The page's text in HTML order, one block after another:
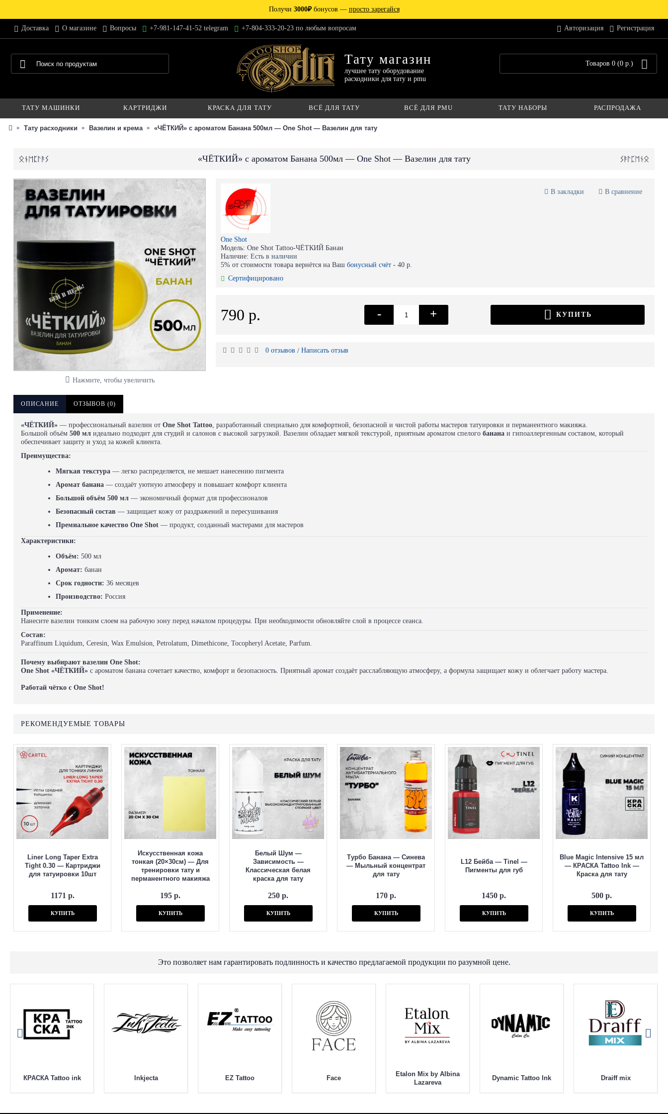
Получи 3000₽бонусов — просто зарегайся
Доставка О магазине Вопросы +7-981-147-41-52 telegram +7-804-333-20-23 по любым вопросам Авторизация Регистрация
Тату магазин
лучшее тату оборудование
расходники для тату и pmu
Товаров 0 (0 р.)
ТАТУ МАШИНКИ КАРТРИДЖИ КРАСКА ДЛЯ ТАТУ ВСЁ ДЛЯ ТАТУ ВСЁ ДЛЯ PMU ТАТУ НАБОРЫ РАСПРОДАЖА
Тату расходники Вазелин и крема «ЧЁТКИЙ» с ароматом Банана 500мл — One Shot — Вазелин для тату
«ЧЁТКИЙ» с ароматом Банана 500мл — One Shot — Вазелин для тату
Нажмите, чтобы увеличить
В закладки В сравнение
One Shot
Модель: One Shot Tattoo-ЧЁТКИЙ Банан
Наличие: Есть в наличии
5% от стоимости товара вернётся на Ваш бонусный счёт - 40 р.
Сертифицировано
790 р. - + КУПИТЬ
0 отзывов / Написать отзыв
ОПИСАНИЕ ОТЗЫВОВ (0)
«ЧЁТКИЙ» — профессиональный вазелин от One Shot Tattoo, разработанный специально для комфортной, безопасной и чистой работы мастеров татуировки и перманентного макияжа.
Большой объём 500 мл идеально подходит для студий и салонов с высокой загрузкой. Вазелин обладает мягкой текстурой, приятным ароматом спелого банана и гипоаллергенным составом, который
обеспечивает защиту и уход за кожей клиента.
Преимущества:
Мягкая текстура — легко распределяется, не мешает нанесению пигмента
Аромат банана — создаёт уютную атмосферу и повышает комфорт клиента
Большой объём 500 мл — экономичный формат для профессионалов
Безопасный состав — защищает кожу от раздражений и пересушивания
Премиальное качество One Shot — продукт, созданный мастерами для мастеров
Характеристики:
Объём: 500 мл
Аромат: банан
Срок годности: 36 месяцев
Производство: Россия
Применение:
Нанесите вазелин тонким слоем на рабочую зону перед началом процедуры. При необходимости обновляйте слой в процессе сеанса.
Состав:
Paraffinum Liquidum, Ceresin, Wax Emulsion, Petrolatum, Dimethicone, Tocopheryl Acetate, Parfum.
Почему выбирают вазелин One Shot:
One Shot «ЧЁТКИЙ» с ароматом банана сочетает качество, комфорт и безопасность. Приятный аромат создаёт расслабляющую атмосферу, а формула защищает кожу и облегчает работу мастера.
Работай чётко с One Shot!
РЕКОМЕНДУЕМЫЕ ТОВАРЫ
Liner Long Taper Extra
Tight 0.30 — Картриджи
для татуировки 10шт
1171 р.
КУПИТЬ
Искусственная кожа
тонкая (20×30см) — Для
тренировки тату и
перманентного макияжа
195 р.
КУПИТЬ
Белый Шум —
Зависимость —
Классическая белая
краска для тату
250 р.
КУПИТЬ
Турбо Банана — Синева
— Мыльный концентрат
для тату
170 р.
КУПИТЬ
L12 Бейба — Tinel —
Пигменты для губ
1450 р.
КУПИТЬ
Blue Magic Intensive 15 мл
— КРАСКА Tattoo Ink —
Краска для тату
500 р.
КУПИТЬ
Это позволяет нам гарантировать подлинность и качество предлагаемой продукции по разумной цене.
КРАСКА Tattoo ink Inkjecta EZ Tattoo Face
Etalon Mix by Albina
Lazareva
Dynamic Tattoo Ink Draiff mix